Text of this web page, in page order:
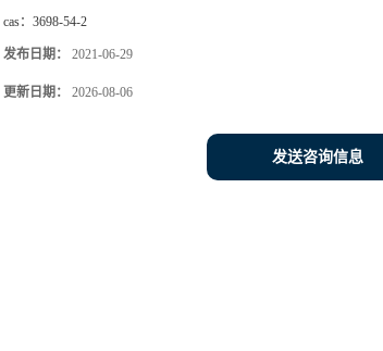
cas： 3698-54-2
发布日期： 2021-06-29
更新日期： 2026-08-06
发送咨询信息